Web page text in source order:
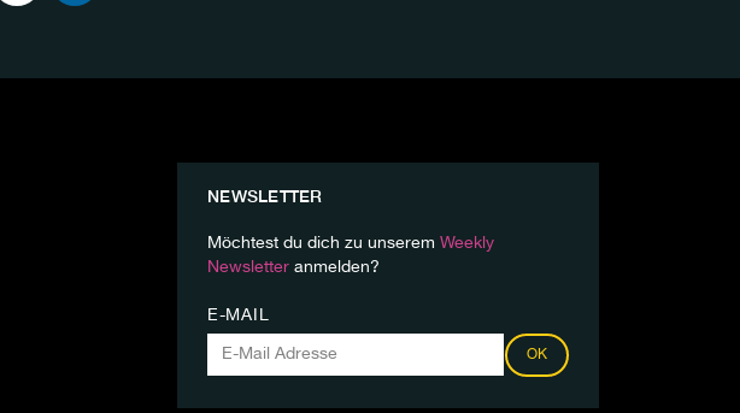
NEWSLETTER
Möchtest du dich zu unserem Weekly
Newsletter anmelden?
E-MAIL
OK